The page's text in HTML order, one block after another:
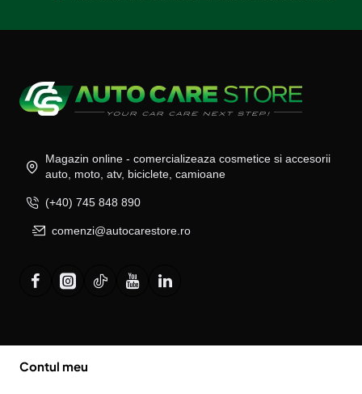
Magazin online - comercializeaza cosmetice si accesorii
auto, moto, atv, biciclete, camioane
(+40) 745 848 890
comenzi@autocarestore.ro
Contul meu